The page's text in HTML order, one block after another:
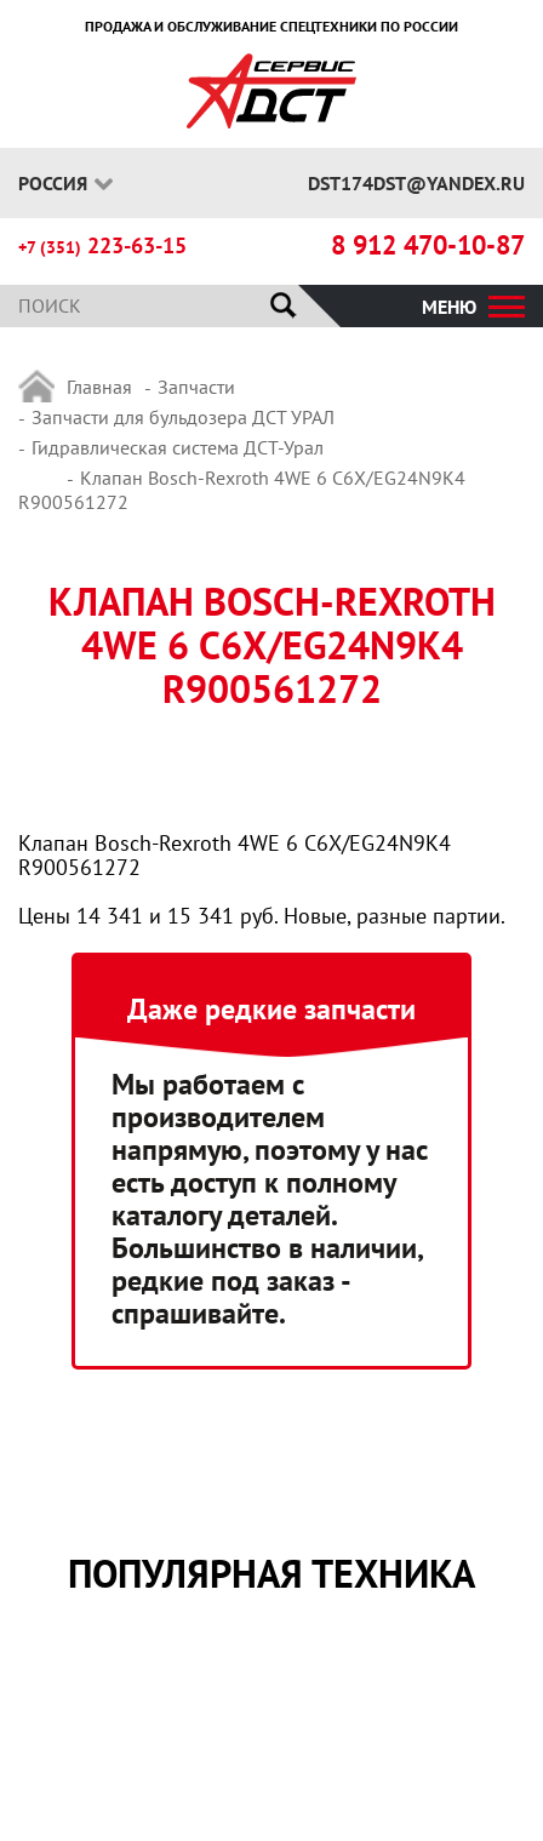
ПРОДАЖА И ОБСЛУЖИВАНИЕ СПЕЦТЕХНИКИ ПО РОССИИ
РОССИЯ DST174DST@YANDEX.RU
+7 (351) 223-63-15 8 912 470-10-87
МЕНЮ
Главная
Запчасти
Запчасти для бульдозера ДСТ УРАЛ
Гидравлическая система ДСТ-Урал
Клапан Bosch-Rexroth 4WE 6 C6X/EG24N9K4
R900561272
КЛАПАН BOSCH-REXROTH
4WE 6 C6X/EG24N9K4
R900561272
Клапан Bosch-Rexroth 4WE 6 C6X/EG24N9K4
R900561272
Цены 14 341 и 15 341 руб. Новые, разные партии.
Даже редкие запчасти
Мы работаем с
производителем
напрямую, поэтому у нас
есть доступ к полному
каталогу деталей.
Большинство в наличии,
редкие под заказ -
спрашивайте.
ПОПУЛЯРНАЯ ТЕХНИКА